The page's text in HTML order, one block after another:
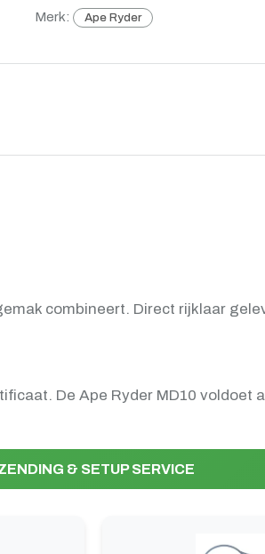
Merk:
Ape Ryder
combineert. Direct rijklaar
De Ape Ryder MD10 voldoet
& SETUP SERVICE